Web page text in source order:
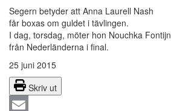
Segern betyder att Anna Laurell Nash
får boxas om guldet i tävlingen.
I dag, torsdag, möter hon Nouchka Fontijn
från Nederländerna i final.
25 juni 2015
Skriv ut